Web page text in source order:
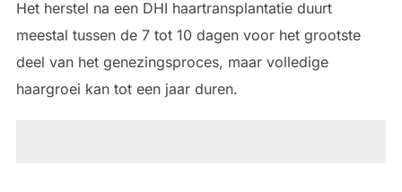
Het herstel na een DHI haartransplantatie duurt
meestal tussen de 7 tot 10 dagen voor het grootste
deel van het genezingsproces, maar volledige
haargroei kan tot een jaar duren.